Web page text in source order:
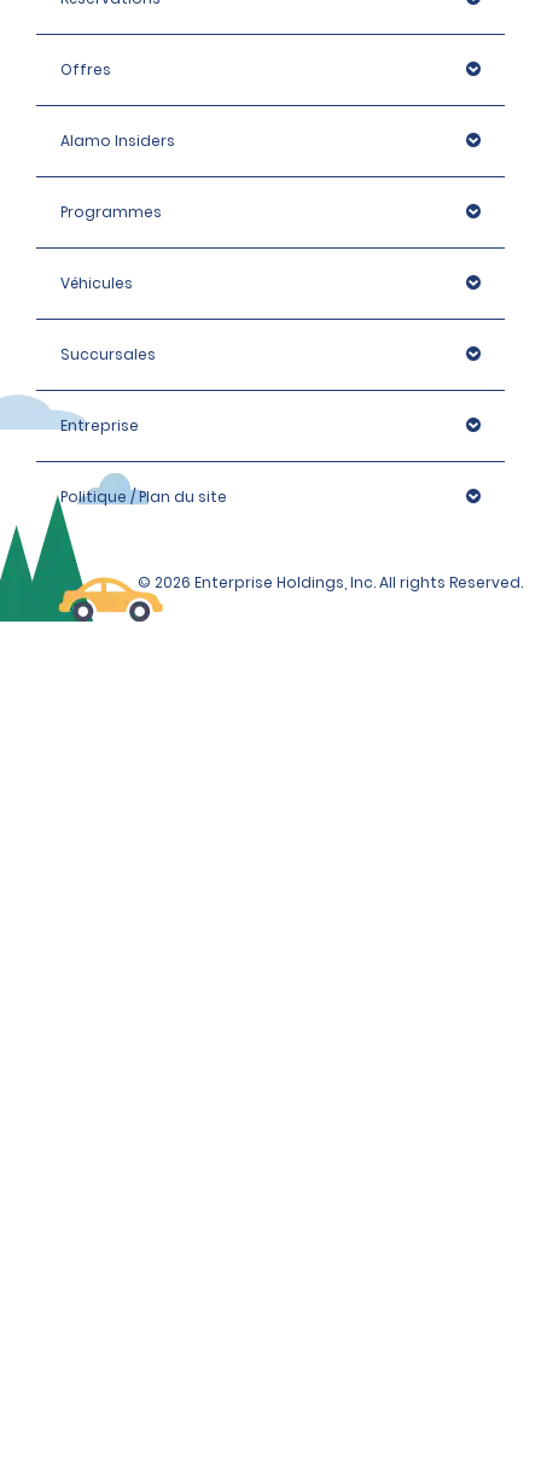
Offres
Alamo Insiders
Programmes
Véhicules
Succursales
Entreprise
Politique / Plan du site
© 2026 Enterprise Holdings, Inc. All rights Reserved.